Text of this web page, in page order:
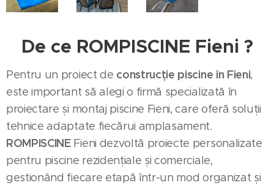
De ce ROMPISCINE Fieni ?
Pentru un proiect de construcție piscine în Fieni,
este important să alegi o firmă specializată în
proiectare și montaj piscine Fieni, care oferă soluții
tehnice adaptate fiecărui amplasament.
ROMPISCINEFieni dezvoltă proiecte personalizate
pentru piscine rezidențiale și comerciale,
gestionând fiecare etapă într-un mod organizat și